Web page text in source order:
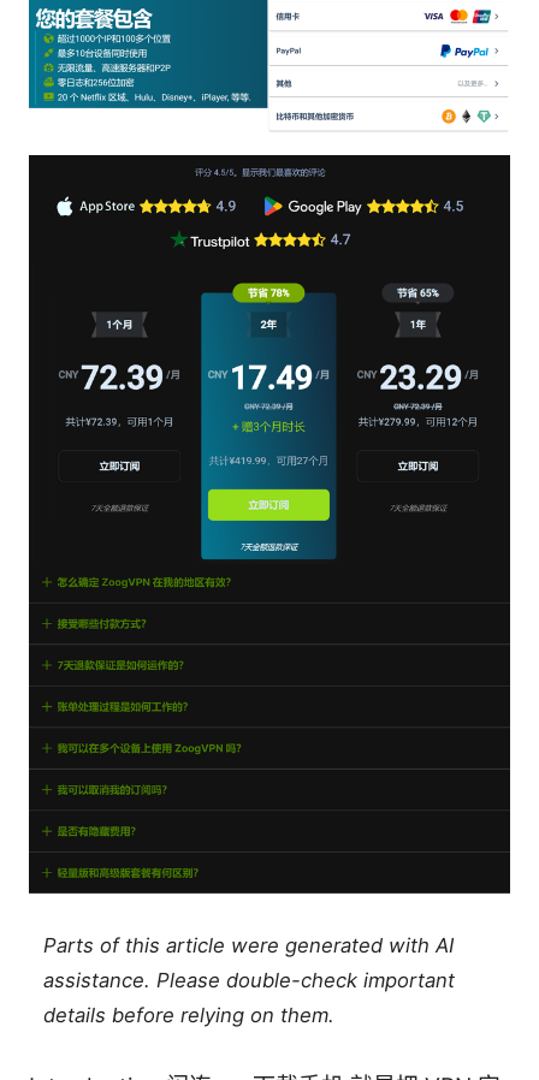
Parts of this article were generated with AI
assistance. Please double-check important
details before relying on them.